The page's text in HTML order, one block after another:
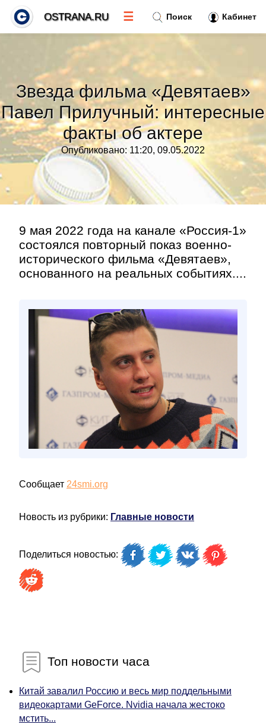
Звезда фильма «Девятаев»
Павел Прилучный: интересные
факты об актере
Опубликовано: 11:20, 09.05.2022
9 мая 2022 года на канале «Россия-1»
состоялся повторный показ военно-
исторического фильма «Девятаев»,
основанного на реальных событиях....
Сообщает 24smi.org
Новость из рубрики: Главные новости
Поделиться новостью:
Топ новости часа
Китай завалил Россию и весь мир поддельными
видеокартами GeForce. Nvidia начала жестоко
мстить...
Поиск Кабинет
OSTRANA.RU ☰
Тренды новостей»
Рубрики»
Правила
Контакт»